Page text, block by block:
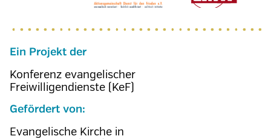
Ein Projekt der
Konferenz evangelischer
Freiwilligendienste (KeF)
Gefördert von:
Evangelische Kirche in